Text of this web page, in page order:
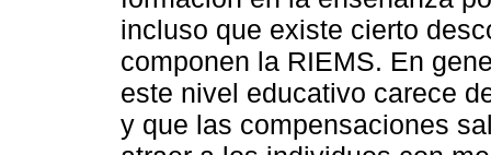
incluso que existe cierto
componen la RIEMS. En
este nivel educativo carece
y que las compensaciones